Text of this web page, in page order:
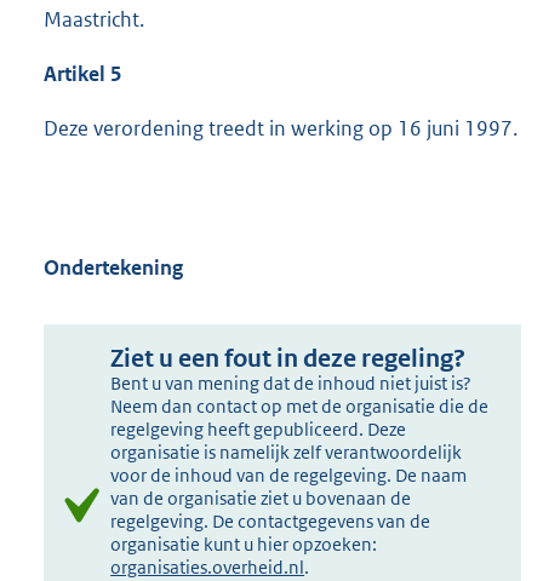
Maastricht.
Artikel 5
Deze verordening treedt in werking op 16 juni 1997.
Ondertekening
Ziet u een fout in deze regeling?
Bent u van mening dat de inhoud niet juist is?
Neem dan contact op met de organisatie die de
regelgeving heeft gepubliceerd. Deze
organisatie is namelijk zelf verantwoordelijk
voor de inhoud van de regelgeving. De naam
van de organisatie ziet u bovenaan de
regelgeving. De contactgegevens van de
organisatie kunt u hier opzoeken:
organisaties.overheid.nl.